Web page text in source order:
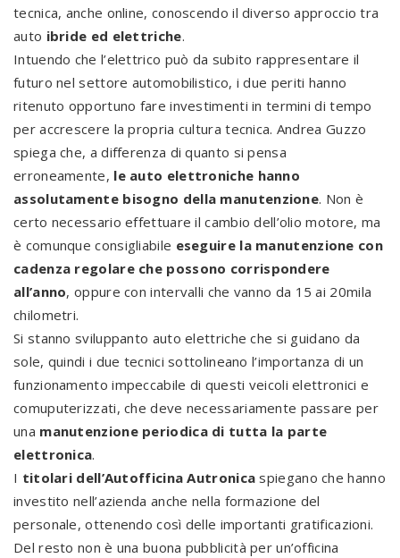
tecnica, anche online, conoscendo il diverso approccio tra
auto ibride ed elettriche.
Intuendo che l’elettrico può da subito rappresentare il
futuro nel settore automobilistico, i due periti hanno
ritenuto opportuno fare investimenti in termini di tempo
per accrescere la propria cultura tecnica. Andrea Guzzo
spiega che, a differenza di quanto si pensa
erroneamente, le auto elettroniche hanno
assolutamente bisogno della manutenzione. Non è
certo necessario effettuare il cambio dell’olio motore, ma
è comunque consigliabile eseguire la manutenzione con
cadenza regolare che possono corrispondere
all’anno, oppure con intervalli che vanno da 15 ai 20mila
chilometri.
Si stanno sviluppanto auto elettriche che si guidano da
sole, quindi i due tecnici sottolineano l’importanza di un
funzionamento impeccabile di questi veicoli elettronici e
comuputerizzati, che deve necessariamente passare per
una manutenzione periodica di tutta la parte
elettronica.
I titolari dell’Autofficina Autronica spiegano che hanno
investito nell’azienda anche nella formazione del
personale, ottenendo così delle importanti gratificazioni.
Del resto non è una buona pubblicità per un’officina